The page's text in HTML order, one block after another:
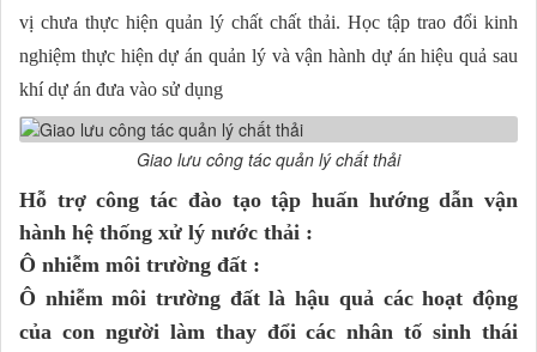
vị chưa thực hiện quản lý chất chất thải. Học tập trao đổi kinh
nghiệm thực hiện dự án quản lý và vận hành dự án hiệu quả sau
khí dự án đưa vào sử dụng
Giao lưu công tác quản lý chất thải
Hỗ trợ công tác đào tạo tập huấn hướng dẫn vận
hành hệ thống xử lý nước thải :
Ô nhiễm môi trường đất :
Ô nhiễm môi trường đất là hậu quả các hoạt động
của con người làm thay đổi các nhân tố sinh thái